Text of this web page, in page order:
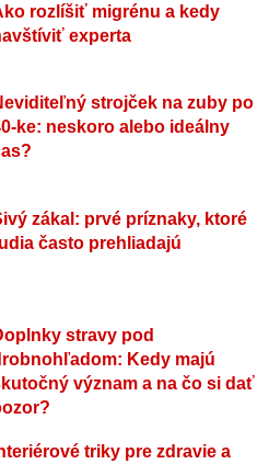
rozlíšiť migrénu a kedy
experta
strojček na zuby po
ke: neskoro alebo ideálny
zákal: prvé príznaky, ktoré
často prehliadajú
stravy pod
Kedy majú
význam a na čo si dať
triky pre zdravie a